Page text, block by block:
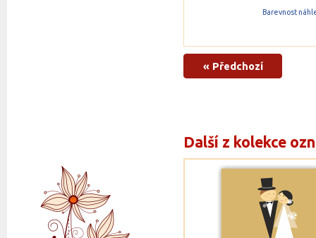
Barevnost
« Předchozí
Další z kolekce